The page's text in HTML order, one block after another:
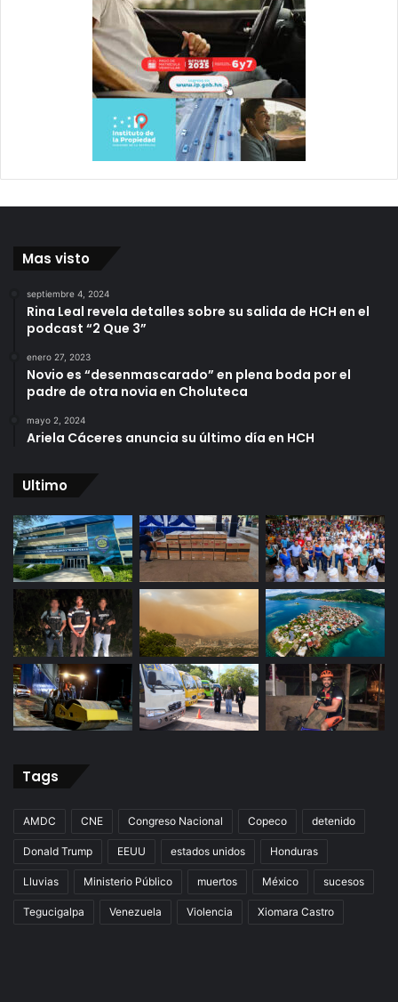
Mas visto
septiembre 4, 2024
Rina Leal revela detalles sobre su salida de HCH en el
podcast “2 Que 3”
enero 27, 2023
Novio es “desenmascarado” en plena boda por el
padre de otra novia en Choluteca
mayo 2, 2024
Ariela Cáceres anuncia su último día en HCH
Ultimo
Tags
AMDC CNE Congreso Nacional Copeco detenido
Donald Trump EEUU estados unidos Honduras
Lluvias Ministerio Público muertos México sucesos
Tegucigalpa Venezuela Violencia Xiomara Castro